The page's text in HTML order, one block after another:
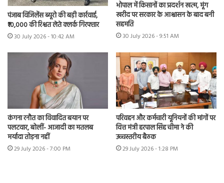
पंजाब विजिलेंस ब्यूरो की बड़ी कार्रवाई,
₹10,000 की रिश्वत लेते क्लर्क गिरफ्तार
30 July 2026 - 10:42 AM
भोपाल में किसानों का प्रदर्शन खत्म, मूंग
खरीद पर सरकार के आश्वासन के बाद बनी
सहमति
30 July 2026 - 9:51 AM
कंगना रनौत का विवादित बयान पर
पलटवार, बोलीं- आजादी का मतलब
मर्यादा तोड़ना नहीं
29 July 2026 - 7:00 PM
परिवहन और कर्मचारी यूनियनों की मांगों पर
वित्त मंत्री हरपाल सिंह चीमा ने की
उच्चस्तरीय बैठक
29 July 2026 - 1:28 PM